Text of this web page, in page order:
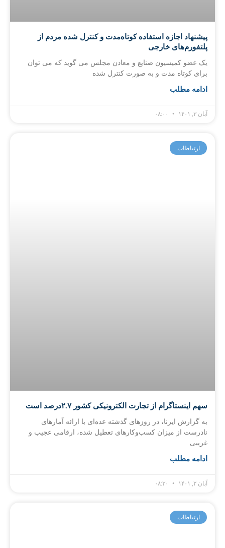
پیشنهاد اجازه استفاده کوتاه‌مدت و کنترل شده مردم از
پلتفورم‌های خارجی
یک عضو کمیسیون صنایع و معادن مجلس می گوید که می توان
برای کوتاه مدت و به صورت کنترل شده
ادامه مطلب
آبان ۳, ۱۴۰۱
ارتباطات
سهم اینستاگرام از تجارت الکترونیکی کشور ۲.۷درصد است
به گزارش ایرنا، در روزهای گذشته عده‌­ای با ارائه آمارهای
نادرست از میزان کسب‌وکارهای تعطیل شده، ارقامی عجیب و
غریبی
ادامه مطلب
آبان ۲, ۱۴۰۱
ارتباطات